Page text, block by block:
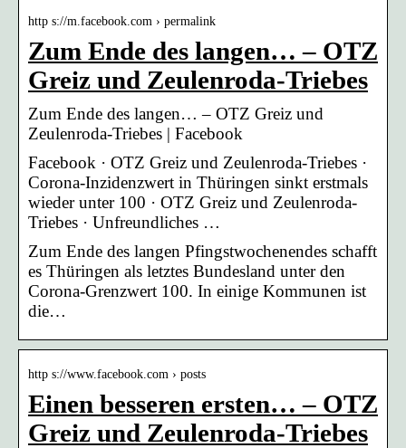
http s://m.facebook.com › permalink
Zum Ende des langen… – OTZ
Greiz und Zeulenroda-Triebes
Zum Ende des langen… – OTZ Greiz und
Zeulenroda-Triebes | Facebook
Facebook · OTZ Greiz und Zeulenroda-Triebes ·
Corona-Inzidenzwert in Thüringen sinkt erstmals
wieder unter 100 · OTZ Greiz und Zeulenroda-
Triebes · Unfreundliches …
Zum Ende des langen Pfingstwochenendes schafft
es Thüringen als letztes Bundesland unter den
Corona-Grenzwert 100. In einige Kommunen ist
die…
http s://www.facebook.com › posts
Einen besseren ersten… – OTZ
Greiz und Zeulenroda-Triebes